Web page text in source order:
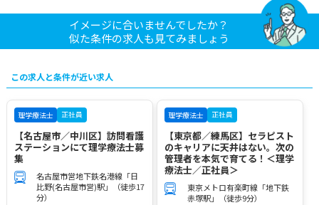
イメージに合いませんでしたか？
似た条件の求人も見てみましょう
この求人と条件が近い求人
理学療法士 正社員
【名古屋市／中川区】訪問看護
ステーションにて理学療法士募
集
名古屋市営地下鉄名港線「日
比野(名古屋市営)駅」（徒歩17
分）
理学療法士 正社員
【東京都／練馬区】セラピスト
のキャリアに天井はない。次の
管理者を本気で育てる！＜理学
療法士／正社員＞
東京メトロ有楽町線「地下鉄
赤塚駅」（徒歩9分）